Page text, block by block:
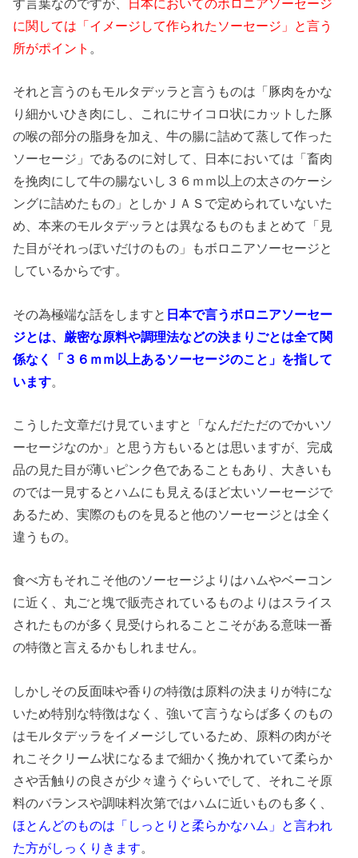
す言葉なのですが、 日本においてのボロニアソーセージ
に関しては「イメージして作られたソーセージ」と言う
所がポイント 。
それと言うのもモルタデッラと言うものは「豚肉をかな
り細かいひき肉にし、これにサイコロ状にカットした豚
の喉の部分の脂身を加え、牛の腸に詰めて蒸して作った
ソーセージ」であるのに対して、日本においては「畜肉
を挽肉にして牛の腸ないし３６ｍｍ以上の太さのケーシ
ングに詰めたもの」としかＪＡＳで定められていないた
め、本来のモルタデッラとは異なるものもまとめて「見
た目がそれっぽいだけのもの」もボロニアソーセージと
しているからです。
その為極端な話をしますと 日本で言うボロニアソーセー
ジとは、厳密な原料や調理法などの決まりごとは全て関
係なく「３６ｍｍ以上あるソーセージのこと」を指して
います
こうした文章だけ見ていますと「なんだただのでかいソ
ーセージなのか」と思う方もいるとは思いますが、完成
品の見た目が薄いピンク色であることもあり、大きいも
のでは一見するとハムにも見えるほど太いソーセージで
あるため、実際のものを見ると他のソーセージとは全く
違うもの。
食べ方もそれこそ他のソーセージよりはハムやベーコン
に近く、丸ごと塊で販売されているものよりはスライス
されたものが多く見受けられることこそがある意味一番
の特徴と言えるかもしれません。
しかしその反面味や香りの特徴は原料の決まりが特にな
いため特別な特徴はなく、強いて言うならば多くのもの
はモルタデッラをイメージしているため、原料の肉がそ
れこそクリーム状になるまで細かく挽かれていて柔らか
さや舌触りの良さが少々違うぐらいでして、それこそ原
料のバランスや調味料次第ではハムに近いものも多く、
ほとんどのものは「しっとりと柔らかなハム」と言われ
た方がしっくりきます。